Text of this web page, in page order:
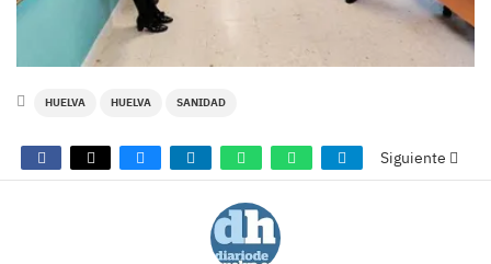
HUELVA HUELVA SANIDAD
Siguiente